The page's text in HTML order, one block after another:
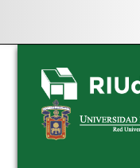
Skip
navigation